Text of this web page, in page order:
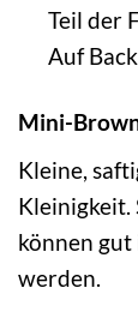
Teil der
Auf
Mini-
Kleine,
Kleinigkeit.
können
werden.